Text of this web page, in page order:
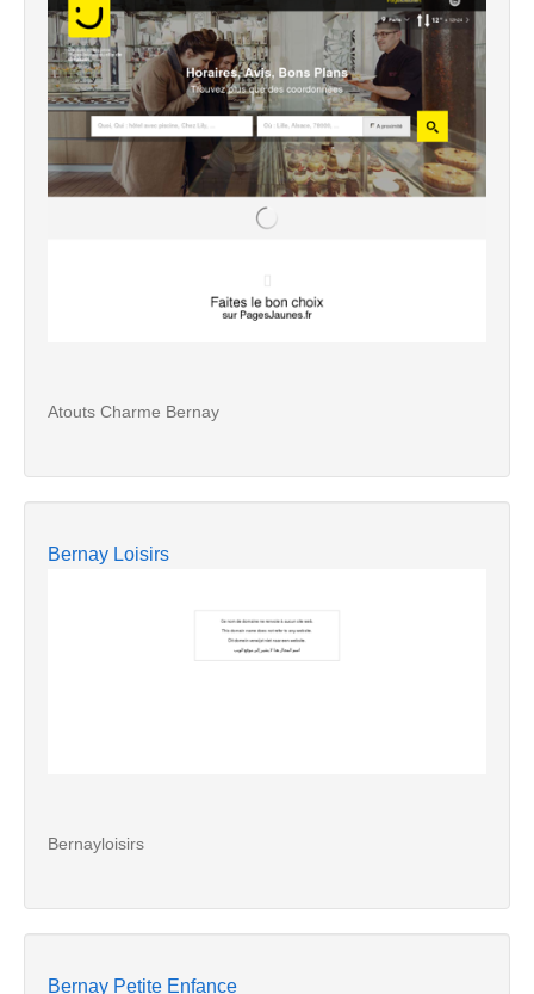
Atouts Charme Bernay
Bernay Loisirs
Bernayloisirs
Bernay Petite Enfance